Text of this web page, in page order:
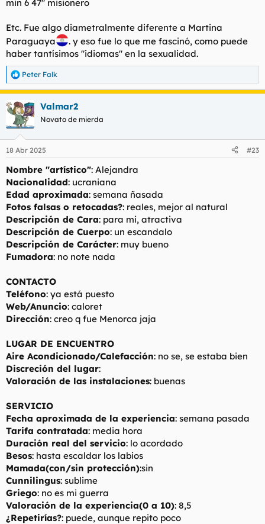
min 6 47" misionero
Etc. Fue algo diametralmente diferente a Martina
Paraguaya
. y eso fue lo que me fascinó, como puede
haber tantísimos "idiomas" en la sexualidad.
R
e
c
c
i
e
:
Peter Falk
Valmar2
Novato de mierda
18 Abr 2025 #23
Nombre "artístico": Alejandra
Nacionalidad: ucraniana
Edad aproximada: semana ñasada
Fotos falsas o retocadas?: reales, mejor al natural
Descripción de Cara: para mi, atractiva
Descripción de Cuerpo: un escandalo
Descripción de Carácter: muy bueno
Fumadora: no note nada
CONTACTO
Teléfono: ya está puesto
Web/Anuncio: caloret
Dirección: creo q fue Menorca jaja
LUGAR DE ENCUENTRO
Aire Acondicionado/Calefacción: no se, se estaba bien
Discreción del lugar:
Valoración de las instalaciones: buenas
SERVICIO
Fecha aproximada de la experiencia: semana pasada
Tarifa contratada: media hora
Duración real del servicio: lo acordado
Besos: hasta escaldar los labios
Mamada(con/sin protección):sin
Cunnilingus: sublime
Griego: no es mi guerra
Valoración de la experiencia(0 a 10): 8,5
¿Repetirías?: puede, aunque repito poco